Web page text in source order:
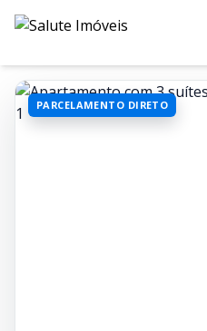
PARCELAMENTO DIRETO